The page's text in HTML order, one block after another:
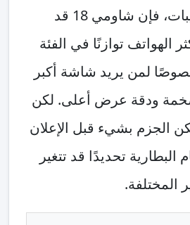
إذا صدقت التسريبات، فإن شاومي 18 قد
الهواتف توازنًا في الفئة
خصوصًا لمن يريد شاشة أكبر
ضخمة ودقة عرض أعلى. لكن
الجزم بشيء قبل الإعلان
تحديدًا قد تتغير
المختلفة.